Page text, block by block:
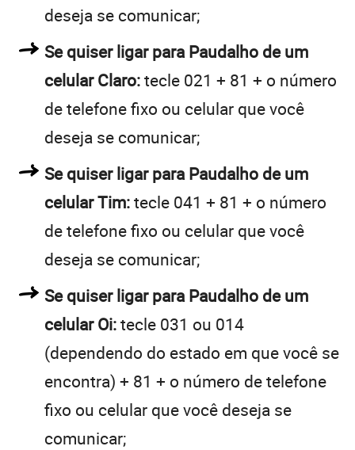
deseja se comunicar;
Se quiser ligar para Paudalho de um
celular Claro:tecle 021 + 81 + o número
de telefone fixo ou celular que você
deseja se comunicar;
Se quiser ligar para Paudalho de um
celular Tim:tecle 041 + 81 + o número
de telefone fixo ou celular que você
deseja se comunicar;
Se quiser ligar para Paudalho de um
celular Oi:tecle 031 ou 014
(dependendo do estado em que você se
encontra) + 81 + o número de telefone
fixo ou celular que você deseja se
comunicar;